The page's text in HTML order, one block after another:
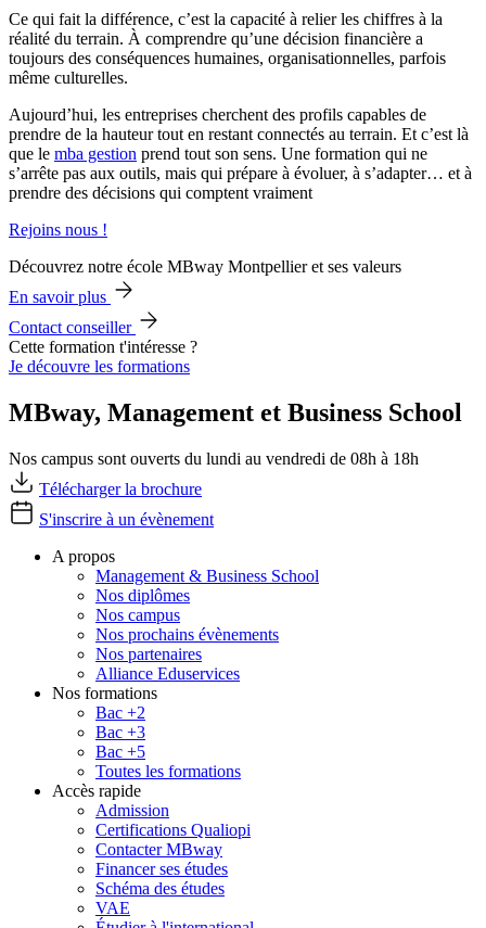
Ce qui fait la différence, c’est la capacité à relier les chiffres à la
réalité du terrain. À comprendre qu’une décision financière a
toujours des conséquences humaines, organisationnelles, parfois
même culturelles.
Aujourd’hui, les entreprises cherchent des profils capables de
prendre de la hauteur tout en restant connectés au terrain. Et c’est là
que le mba gestion prend tout son sens. Une formation qui ne
s’arrête pas aux outils, mais qui prépare à évoluer, à s’adapter… et à
prendre des décisions qui comptent vraiment
Rejoins nous !
Découvrez notre école MBway Montpellier et ses valeurs
En savoir plus
Contact conseiller
Cette formation t'intéresse ?
Je découvre les formations
MBway, Management et Business School
Nos campus sont ouverts du lundi au vendredi de 08h à 18h
Télécharger la brochure
S'inscrire à un évènement
A propos
Management & Business School
Nos diplômes
Nos campus
Nos prochains évènements
Nos partenaires
Alliance Eduservices
Nos formations
Bac +2
Bac +3
Bac +5
Toutes les formations
Accès rapide
Admission
Certifications Qualiopi
Contacter MBway
Financer ses études
Schéma des études
VAE